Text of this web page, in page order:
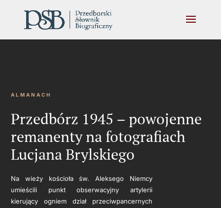
ALMANACH
Przedbórz 1945 – powojenne
remanenty na fotografiach
Lucjana Brylskiego
Na wieży kościoła św. Aleksego Niemcy
umieścili punkt obserwacyjny artylerii
kierujący ogniem dział przeciwpancernych